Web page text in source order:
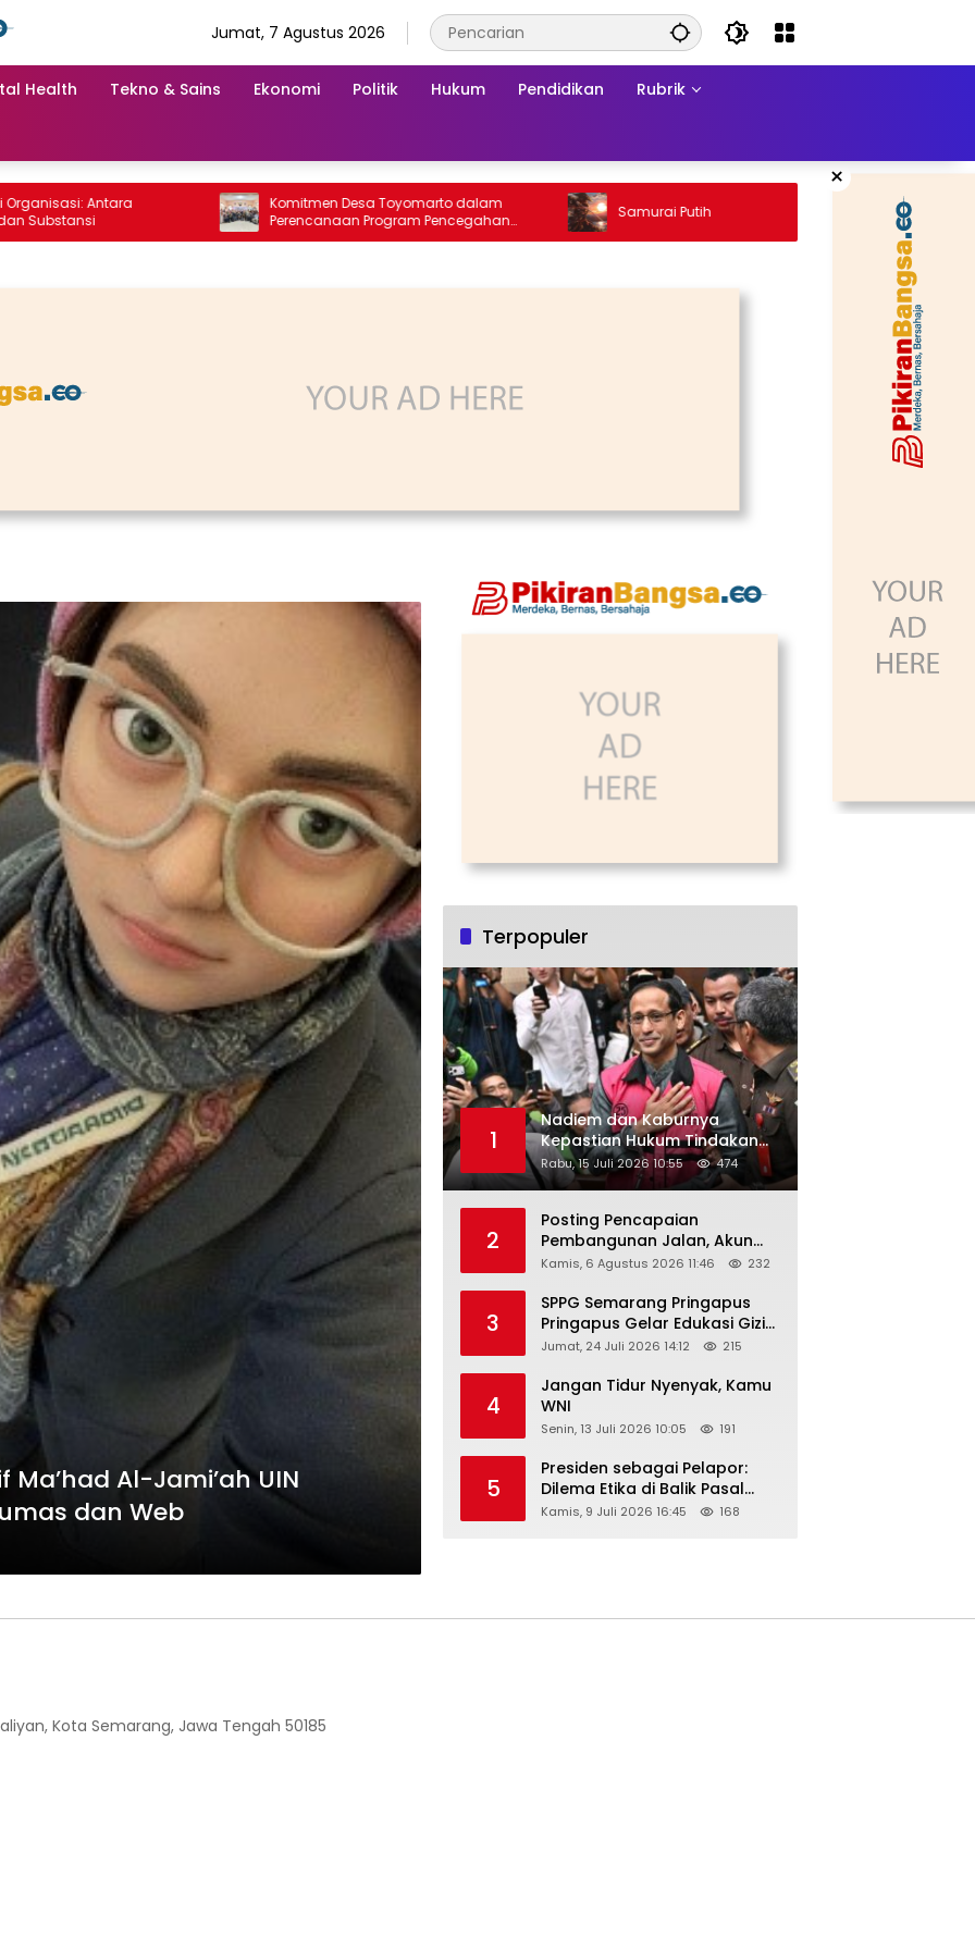
Jumat, 7 Agustus 2026
Health Tekno & Sains Ekonomi Politik Hukum Pendidikan Rubrik
×
Antara
Komitmen Desa Toyomarto dalam
Perencanaan Program Pencegahan
Stunting melalui ‎Rembuk Stunting Desa
Samurai Putih
Ketika
Konflik: Di
Al-Jami’ah UIN
dan Web
Terpopuler
1
Nadiem dan Kaburnya
Kepastian Hukum Tindakan
Pejabat Publik
Rabu, 15 Juli 2026 10:55 474
2
Posting Pencapaian
Pembangunan Jalan, Akun
Facebook Pemerintah
“Dirujak” Warganet
Kamis, 6 Agustus 2026 11:46 232
3
SPPG Semarang Pringapus
Pringapus Gelar Edukasi Gizi
di PAUD Bina Balita Peringati
Jumat, 24 Juli 2026 14:12 215
4
Jangan Tidur Nyenyak, Kamu
WNI
Senin, 13 Juli 2026 10:05 191
5
Presiden sebagai Pelapor:
Dilema Etika di Balik Pasal
218–220 KUHP
Kamis, 9 Juli 2026 16:45 168
Kota Semarang, Jawa Tengah 50185